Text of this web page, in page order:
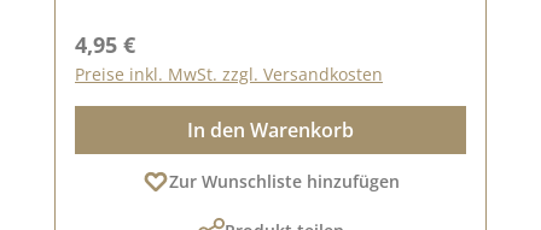
Regulärer Preis:
4,95 €
Preise inkl. MwSt. zzgl. Versandkosten
In den Warenkorb
Zur Wunschliste hinzufügen